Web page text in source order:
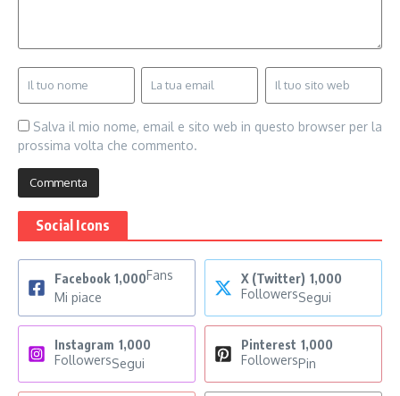
Salva il mio nome, email e sito web in questo browser per la
prossima volta che commento.
Social Icons
Facebook 1,000Fans
Mi piace
X (Twitter) 1,000
FollowersSegui
Instagram 1,000
FollowersSegui
Pinterest 1,000
FollowersPin